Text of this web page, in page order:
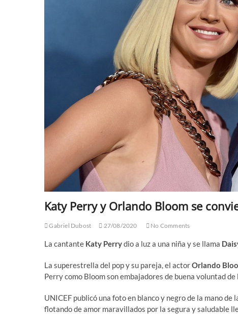
Katy Perry y Orlando Bloom se
Gabriel Dubost 27/08/2020 No Comments
La cantante Katy Perrydio a luz a una niña y se llama
La superestrella del pop y su pareja, el actorOrlando
Perry como Bloom son embajadores de buena voluntad
UNICEF publicó una foto en blanco y negro de la mano
flotando de amor maravillados por la segura y saludable